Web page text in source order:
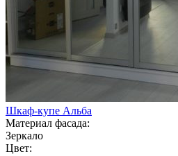
Шкаф-купе Альба
Материал фасада:
Зеркало
Цвет: